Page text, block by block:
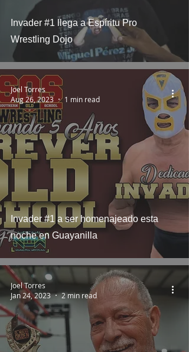
Invader #1 llega a Espíritu Pro
Wrestling Dojo
Invader #1 a ser homenajeado esta
noche en Guayanilla
Joel Torres
Aug 26, 2023
1 min read
Joel Torres
Jan 24, 2023
2 min read